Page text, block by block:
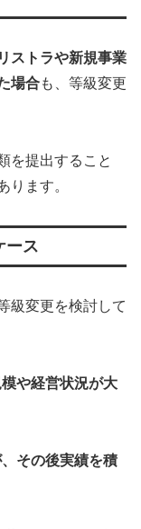
リストラや新規事業
場合も、等級変更
を提出すること
ります。
ース
級変更を検討して
や経営状況が大
その後実績を積